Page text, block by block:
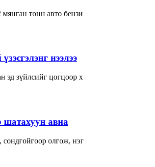
тонн авто бензи
нээлээ
эд зүйлсийг цогцоор х
шатахуун авна
олгож, нэг